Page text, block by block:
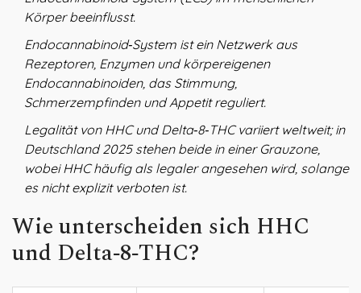
Körper beeinflusst.
Endocannabinoid‑System ist ein Netzwerk aus
Rezeptoren, Enzymen und körpereigenen
Endocannabinoiden, das Stimmung,
Schmerzempfinden und Appetit reguliert.
Legalitätvon HHC und Delta‑8‑THC variiert weltweit; in
Deutschland 2025 stehen beide in einer Grauzone,
wobei HHC häufig als legaler angesehen wird, solange
es nicht explizit verboten ist.
Wie unterscheiden sich HHC
und Delta‑8‑THC?